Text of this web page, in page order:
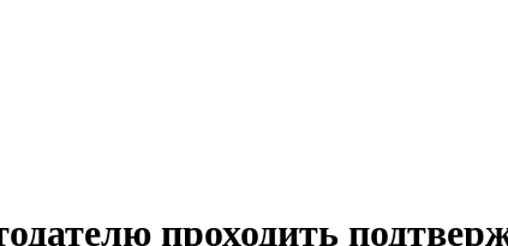
проходить